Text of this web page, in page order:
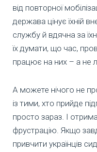
від повторної
держава цінує їхній
службу й вдячна за
їх думати, що час,
працює на них – а не
А можете нічого не
із тими, хто прийде
просто зараз. І
фрустрацію. Якщо
привчити українців